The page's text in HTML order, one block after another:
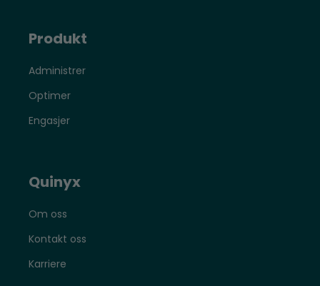
Produkt
Administrer
Optimer
Engasjer
Quinyx
Om oss
Kontakt oss
Karriere